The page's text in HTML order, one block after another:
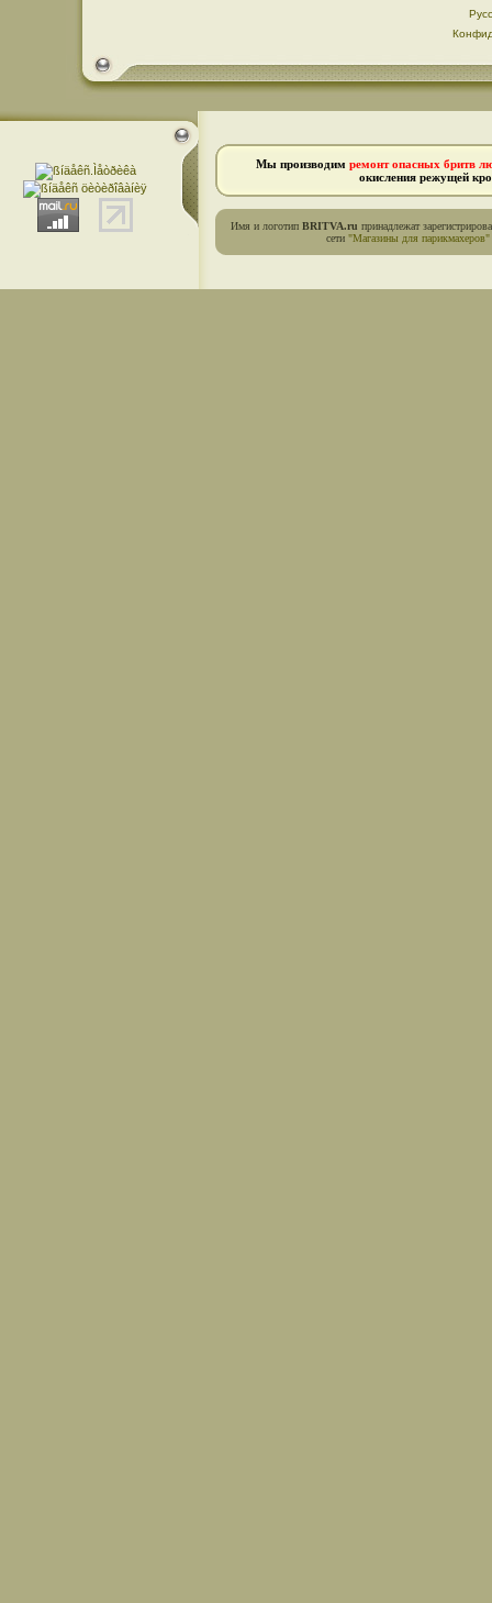
Мы производим ремонт опасных бритв
окисления режущей
Имя и логотип BRITVA.ru принадлежат
сети "Магазины для парикмахеров"